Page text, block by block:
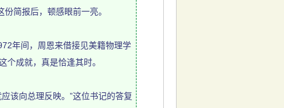
简报后，顿感眼前一亮。
年间，周恩来借接见美籍物理学
成就，真是恰逢其时。
该向总理反映。”这位书记的答复